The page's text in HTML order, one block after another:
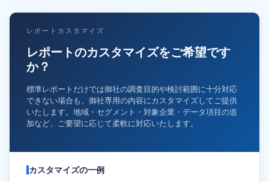
レポートカスタマイズ
レポートのカスタマイズをご希望です
か？
標準レポートだけでは御社の調査目的や検討範囲に十分対応
できない場合も、御社専用の内容にカスタマイズしてご提供
いたします。地域・セグメント・対象企業・データ項目の追
加など、ご要望に応じて柔軟に対応いたします。
カスタマイズの一例